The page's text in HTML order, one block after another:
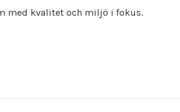
med kvalitet och miljö i fokus.